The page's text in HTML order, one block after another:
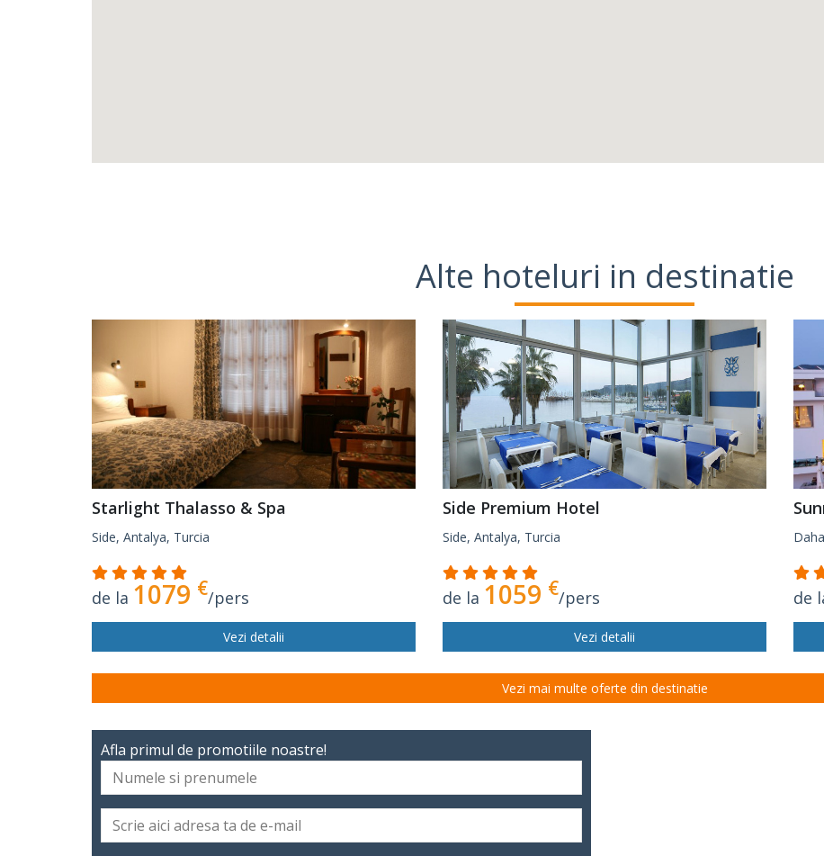
Alte hoteluri in destinatie
Starlight Thalasso & Spa
Side, Antalya, Turcia
de la 1079 €/pers
Vezi detalii
Side Premium Hotel
Side, Antalya, Turcia
de la 1059 €/pers
Vezi detalii
de
Vezi mai multe oferte din destinatie
Afla primul de promotiile noastre!